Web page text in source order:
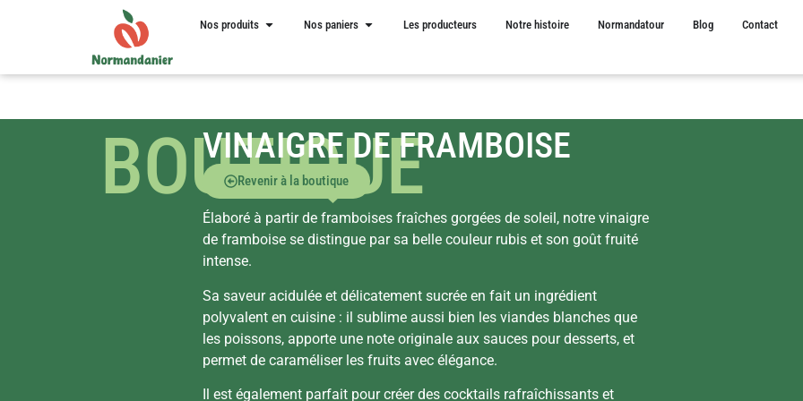
Nos produits Nos paniers Les producteurs Notre histoire Normandatour Blog Contact
BOUTIQUE
VINAIGRE DE FRAMBOISE
Revenir à la boutique
Élaboré à partir de framboises fraîches gorgées de soleil, notre vinaigre
de framboise se distingue par sa belle couleur rubis et son goût fruité
intense.
Sa saveur acidulée et délicatement sucrée en fait un ingrédient
polyvalent en cuisine : il sublime aussi bien les viandes blanches que
les poissons, apporte une note originale aux sauces pour desserts, et
permet de caraméliser les fruits avec élégance.
Il est également parfait pour créer des cocktails rafraîchissants et